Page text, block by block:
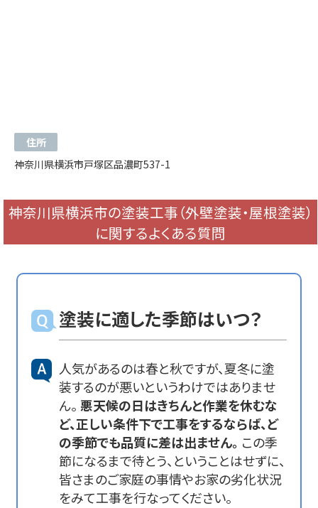
住所
神奈川県横浜市戸塚区品濃町537-1
神奈川県横浜市の塗装工事（外壁塗装・屋根塗装）
に関するよくある質問
塗装に適した季節はいつ？
人気があるのは春と秋ですが、夏冬に塗
装するのが悪いというわけではありませ
ん。 悪天候の日はきちんと作業を休むな
ど、正しい条件下で工事をするならば、ど
の季節でも品質に差は出ません。 この季
節になるまで待とう、ということはせずに、
皆さまのご家庭の事情やお家の劣化状況
をみて工事を行なってください。